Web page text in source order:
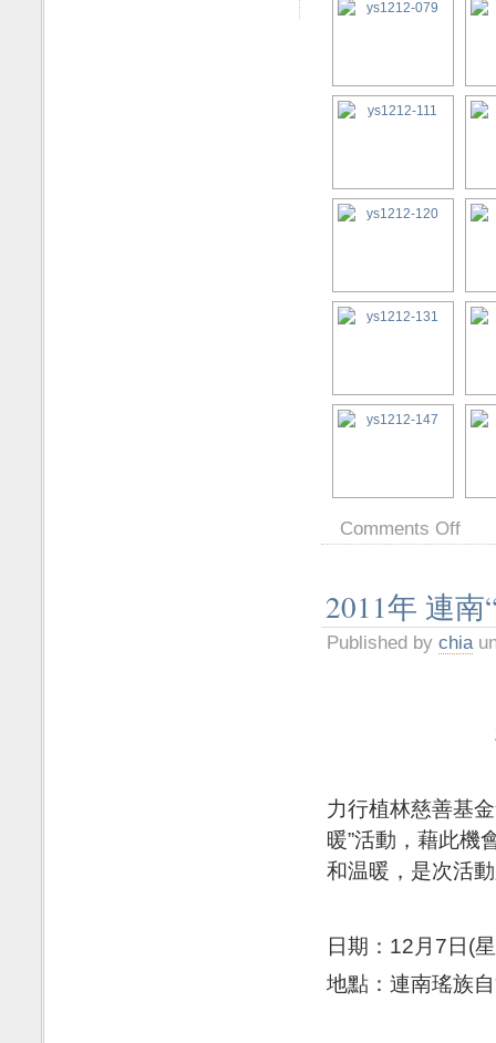
Comments Off
2011年 連
Published by chia
力行植林慈善基
暖”活動，藉此機
和温暖，是次活
日期：12月7日(
地點：連南瑤族